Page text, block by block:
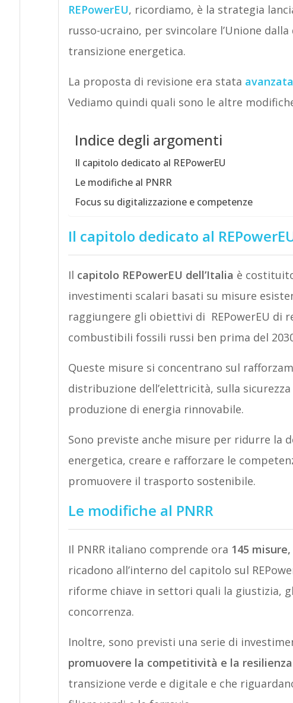
REPowerEU, ricordiamo, è la strategia
russo-ucraino, per svincolare l’Unione
transizione energetica.
La proposta di revisione era stata
Vediamo quindi quali sono le altre
Indice degli argomenti
Il capitolo dedicato al REPowerEU
Le modifiche al PNRR
Focus su digitalizzazione e competenze
Il capitolo dedicato al
Il capitolo REPowerEU dell’Italia è
investimenti scalari basati su misure
raggiungere gli obiettivi di REPowerEU di
combustibili fossili russi ben prima del
Queste misure si concentrano sul
distribuzione dell’elettricità, sulla
produzione di energia rinnovabile.
Sono previste anche misure per ridurre la
energetica, creare e rafforzare le
promuovere il trasporto sostenibile.
Le modifiche al PNRR
Il PNRR italiano comprende ora 145
ricadono all’interno del capitolo sul
riforme chiave in settori quali la giustizia,
concorrenza.
Inoltre, sono previsti una serie di
promuovere la competitività e la resilienza
transizione verde e digitale e che